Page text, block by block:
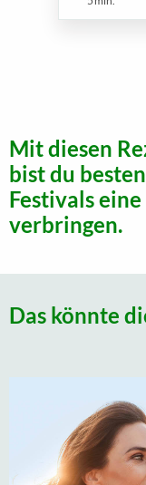
Mit diesen
bist du
Festivals
verbringen.
Das könnte